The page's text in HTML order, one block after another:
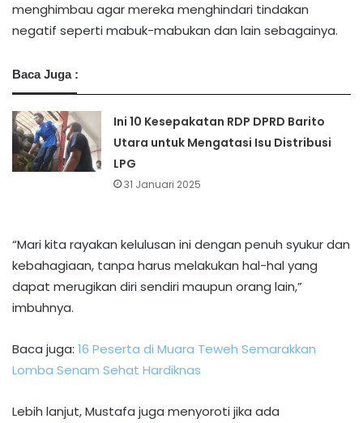
menghimbau agar mereka menghindari tindakan
negatif seperti mabuk-mabukan dan lain sebagainya.
Baca Juga :
Ini 10 Kesepakatan RDP DPRD Barito
Utara untuk Mengatasi Isu Distribusi
LPG
31 Januari 2025
“Mari kita rayakan kelulusan ini dengan penuh syukur dan
kebahagiaan, tanpa harus melakukan hal-hal yang
dapat merugikan diri sendiri maupun orang lain,”
imbuhnya.
Baca juga: 16 Peserta di Muara Teweh Semarakkan
Lomba Senam Sehat Hardiknas
Lebih lanjut, Mustafa juga menyoroti jika ada